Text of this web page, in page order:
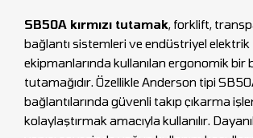
SB50A kırmızı tutamak, forklift,
bağlantı sistemleri ve endüstriyel elektrik
ekipmanlarında kullanılan ergonomik bir
tutamağıdır. Özellikle Anderson tipi
bağlantılarında güvenli takıp çıkarma
kolaylaştırmak amacıyla kullanılır.